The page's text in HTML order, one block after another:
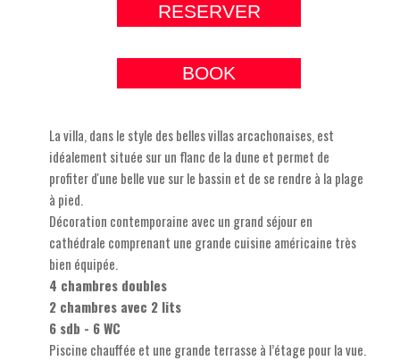
RESERVER
BOOK
La villa, dans le style des belles villas arcachonaises, est
idéalement située sur un flanc de la dune et permet de
profiter d'une belle vue sur le bassin et de se rendre à la plage
à pied.
Décoration contemporaine avec un grand séjour en
cathédrale comprenant une grande cuisine américaine très
bien équipée.
4 chambres doubles
2 chambres avec 2 lits
6 sdb - 6 WC
Piscine chauffée et une grande terrasse à l’étage pour la vue.